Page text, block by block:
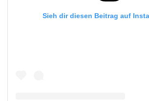
Sieh dir diesen Beitrag auf